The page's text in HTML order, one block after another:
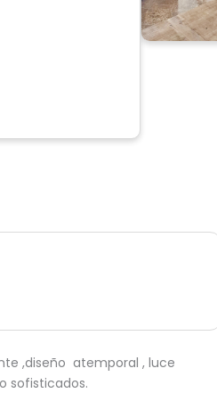
,diseño atemporal , luce
sofisticados.